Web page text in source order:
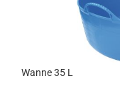
Wanne 35 L